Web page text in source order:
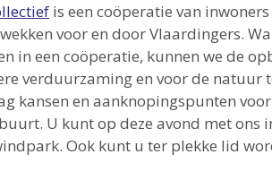
is een coöperatie van
voor en door Vlaardingers.
in een coöperatie, kunnen we de
verduurzaming en voor de natuur
kansen en aanknopingspunten voor
U kunt op deze avond met ons
Ook kunt u ter plekke lid